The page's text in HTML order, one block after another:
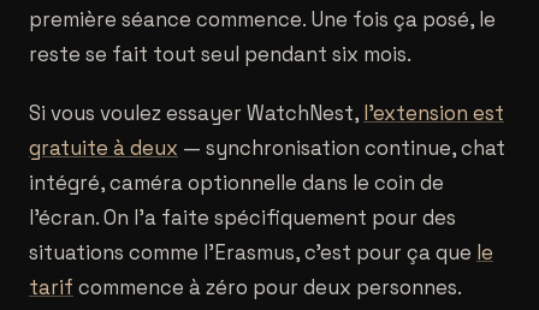
première séance commence. Une fois ça posé, le
reste se fait tout seul pendant six mois.
Si vous voulez essayer WatchNest, l'extension est
gratuite à deux — synchronisation continue, chat
intégré, caméra optionnelle dans le coin de
l'écran. On l'a faite spécifiquement pour des
situations comme l'Erasmus, c'est pour ça que le
tarif commence à zéro pour deux personnes.